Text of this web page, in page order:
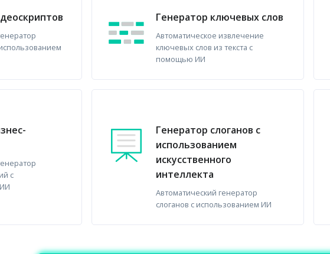
Генератор ключевых слов
Автоматическое извлечение
ключевых слов из текста с
помощью ИИ
с
Генератор слоганов с
использованием
искусственного
интеллекта
Автоматический генератор
слоганов с использованием ИИ